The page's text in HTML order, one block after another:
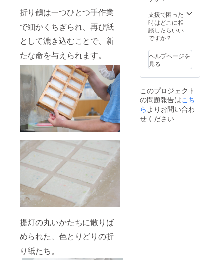
折り鶴は一つひとつ手作業
で細かくちぎられ、再び紙
として漉き込むことで、新
たな命を与えられます。
提灯の丸いかたちに散りば
められた、色とりどりの折
り紙たち。
があり
ます。
※適格請
求書発
者登録
T95000
010240
47
でご了
承くだ
さい。
※製造ス
ジュー
ルは、
職人の
制作状
材の供
給状況
により
変動す
場合、
正規販
売価格
が販売
格より
下がる
可能性
もござ
す。 ※
デザイ
ン・仕
様は、
改善等
つき単
四電池
×2本）
です。
時にす
ぐ使え
るよ
う、お
電池を
同梱し
ていま
す。 ※
皆様の
支援で困った
時はどこに相
談したらいい
ですか？
ヘルプページを
見る
このプロジェクト
の問題報告はこち
らよりお問い合わ
せください